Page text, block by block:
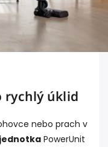
rychlý úklid
nebo prach v
PowerUnit